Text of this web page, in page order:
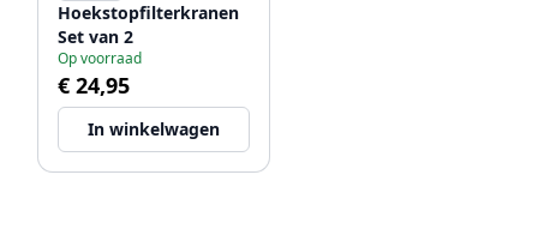
Hoekstopfilterkranen
Set van 2
Op voorraad
€ 24,95
In winkelwagen